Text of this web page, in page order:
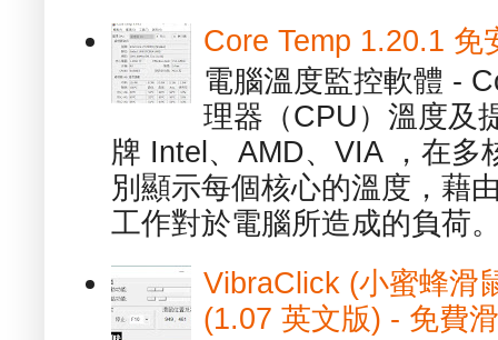
Core Temp 1.20.1 免
電腦溫度監控軟體 -
理器（CPU）溫度及
牌 Intel、AMD、VIA ，在多
別顯示每個核心的溫度，藉
工作對於電腦所造成的負荷
VibraClick (小蜜蜂滑
(1.07 英文版) - 免費